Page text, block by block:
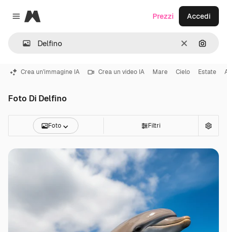
Close menu
Magnific
CancellaCerca
Prezzi Accedi
Crea un'immagine IA Crea un video IA Mare Cielo Estate
Foto Di Delfino
Foto Filtri